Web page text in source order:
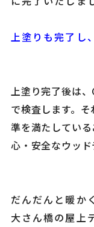
上塗りも完了し
上塗り完了後は、
で検査します。そ
準を満たしている
心・安全なウッ
だんだんと暖か
大さん橋の屋上